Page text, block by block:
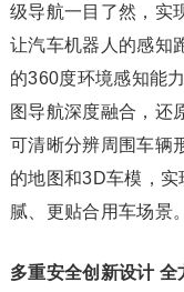
级导航一目了然，实
让汽车机器人的感知
的360度环境感知能
图导航深度融合，还
可清晰分辨周围车辆
的地图和3D车模，
腻、更贴合用车场景。
多重安全创新设计 全